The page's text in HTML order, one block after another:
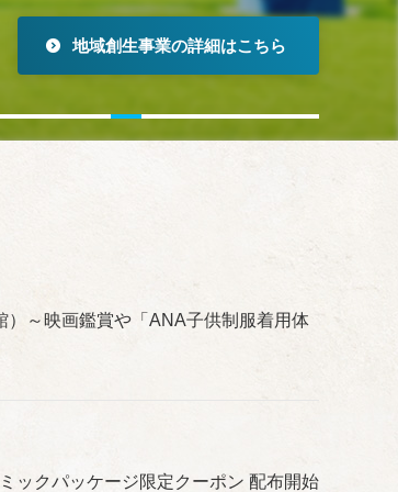
地域創生事業の詳細はこちら
～映画鑑賞や「ANA子供制服着用体
ックパッケージ限定クーポン 配布開始